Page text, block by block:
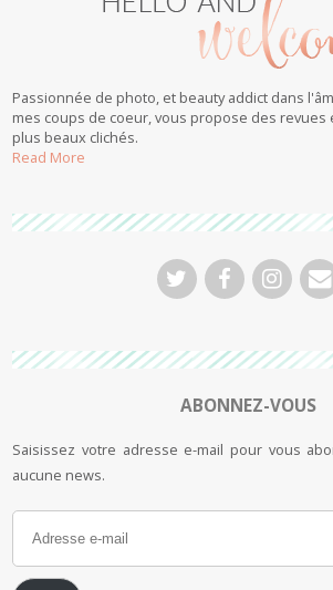
Passionnée de photo, et beauty addict dans
mes coups de coeur, vous propose des revues
plus beaux clichés.
Read More
ABONNEZ-VOUS
Saisissez votre adresse e-mail pour vous
aucune news.